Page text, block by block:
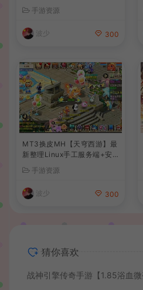
整理Win系复古服务端+安卓
苹果双端+GM授权后台+详细
搭建教程
手游资源
波少 300
MT3换皮MH【天穹西游】最
新整理Linux手工服务端+安
卓苹果双端+GM后台+详细搭
建教程+全套源码+视频教程
手游资源
波少 300
猜你喜欢